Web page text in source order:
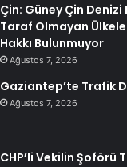
Çin: Güney Çin
Taraf Olmayan
Hakkı Bulunmuyor
Ağustos 7, 2026
Gaziantep’te Trafik
Ağustos 7, 2026
CHP’li Vekilin Şoförü